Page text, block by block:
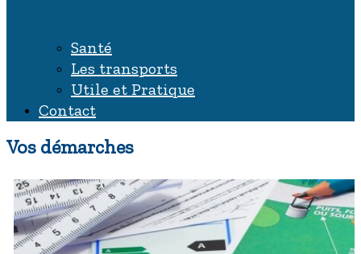
Santé
Les transports
Utile et Pratique
Contact
Vos démarches